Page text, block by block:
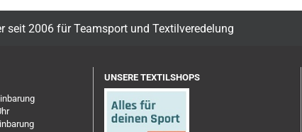
seit 2006 für Teamsport und Textilveredelung
UNSERE TEXTILSHOPS